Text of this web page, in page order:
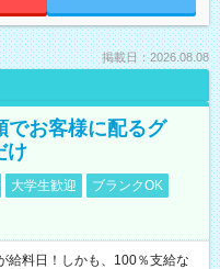
掲載日：2026.08.08
でお客様に配るグ
け
大学生歓迎
ブランクOK
給料日！しかも、100％支給な